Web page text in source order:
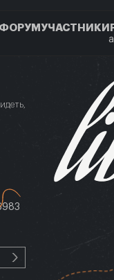
ФОРУМУЧАСТНИКИ